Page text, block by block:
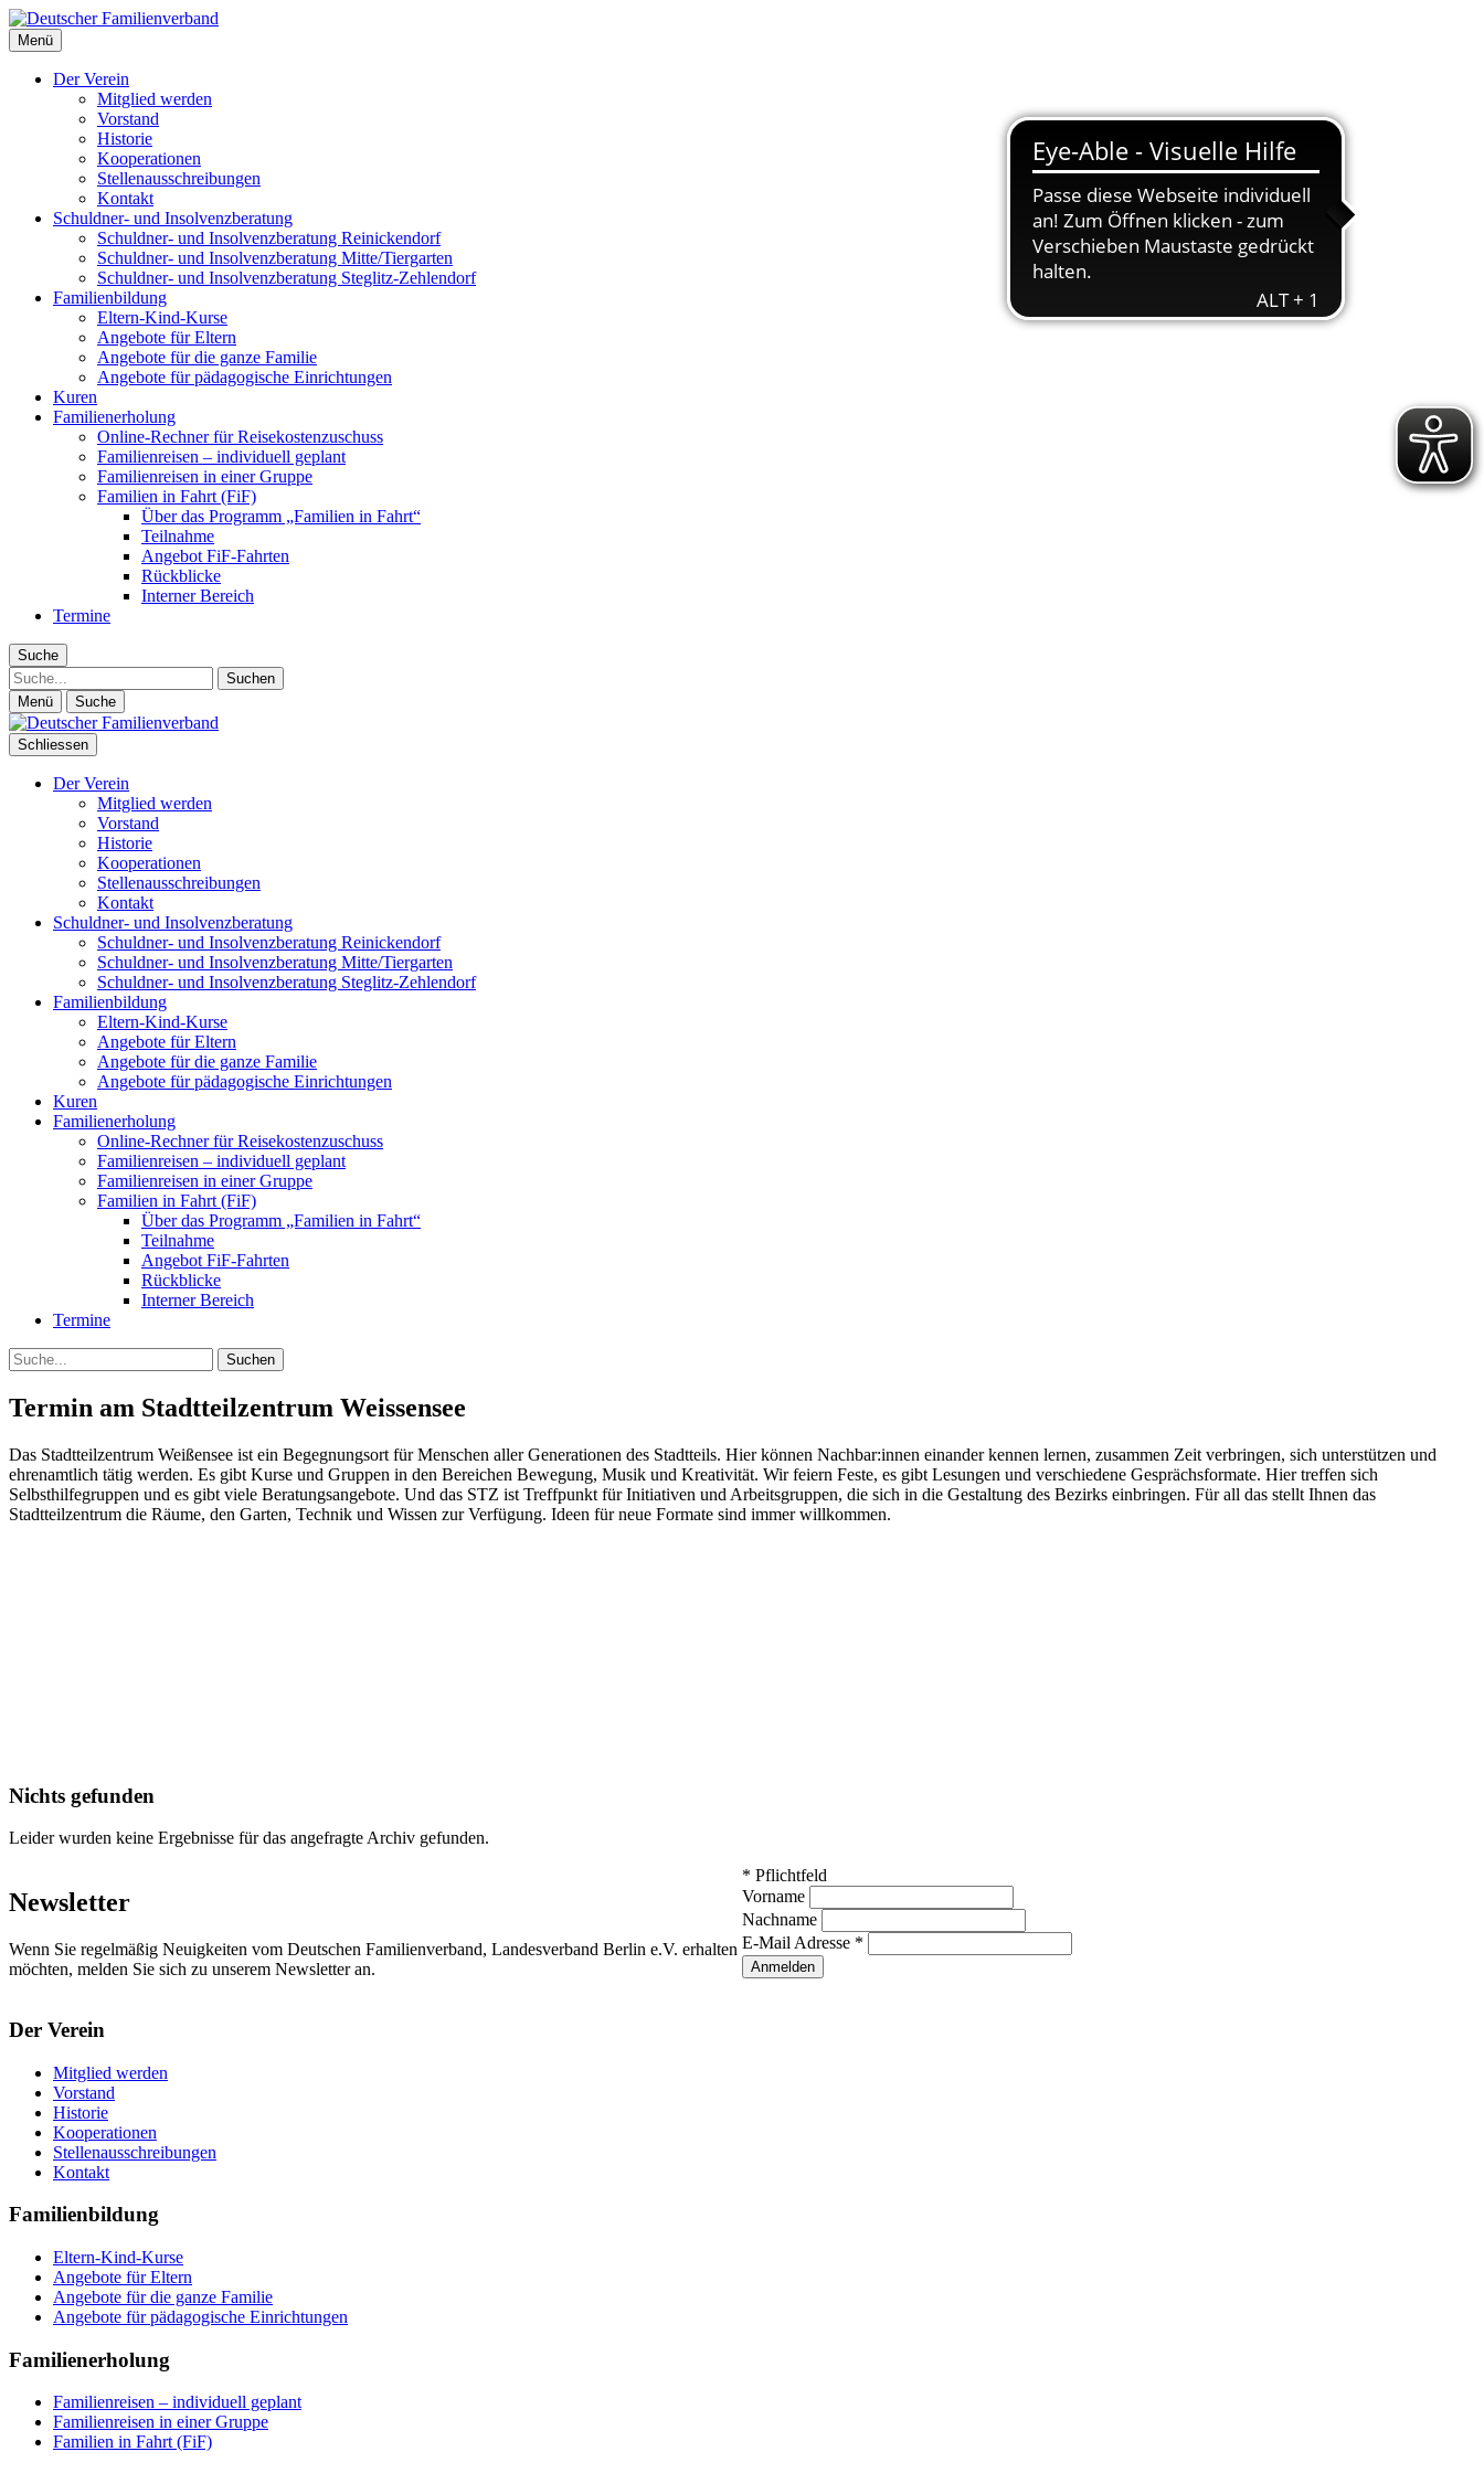
Deutscher Familienverband
Landesverband Berlin
Menü
Der Verein
Mitglied werden
Vorstand
Historie
Kooperationen
Stellenausschreibungen
Kontakt
Schuldner- und Insolvenzberatung
Schuldner- und Insolvenzberatung Reinickendorf
Schuldner- und Insolvenzberatung Mitte/Tiergarten
Schuldner- und Insolvenzberatung Steglitz-Zehlendorf
Familienbildung
Eltern-Kind-Kurse
Angebote für Eltern
Angebote für die ganze Familie
Angebote für pädagogische Einrichtungen
Kuren
Familienerholung
Online-Rechner für Reisekostenzuschuss
Familienreisen – individuell geplant
Familienreisen in einer Gruppe
Familien in Fahrt (FiF)
Über das Programm „Familien in Fahrt“
Teilnahme
Angebot FiF-Fahrten
Rückblicke
Interner Bereich
Termine
Suche
Suche
Menü Suche
Schliessen
Der Verein
Mitglied werden
Vorstand
Historie
Kooperationen
Stellenausschreibungen
Kontakt
Schuldner- und Insolvenzberatung
Schuldner- und Insolvenzberatung Reinickendorf
Schuldner- und Insolvenzberatung Mitte/Tiergarten
Schuldner- und Insolvenzberatung Steglitz-Zehlendorf
Familienbildung
Eltern-Kind-Kurse
Angebote für Eltern
Angebote für die ganze Familie
Angebote für pädagogische Einrichtungen
Kuren
Familienerholung
Online-Rechner für Reisekostenzuschuss
Familienreisen – individuell geplant
Familienreisen in einer Gruppe
Familien in Fahrt (FiF)
Über das Programm „Familien in Fahrt“
Teilnahme
Angebot FiF-Fahrten
Rückblicke
Interner Bereich
Termine
Suche
Termin am Stadtteilzentrum Weissensee
Das Stadtteilzentrum Weißensee ist ein Begegnungsort für Menschen aller Generationen des Stadtteils. Hier können Nachbar:innen einander kennen lernen, zusammen Zeit verbringen, sich unterstützen und
ehrenamtlich tätig werden. Es gibt Kurse und Gruppen in den Bereichen Bewegung, Musik und Kreativität. Wir feiern Feste, es gibt Lesungen und verschiedene Gesprächsformate. Hier treffen sich
Selbsthilfegruppen und es gibt viele Beratungsangebote. Und das STZ ist Treffpunkt für Initiativen und Arbeitsgruppen, die sich in die Gestaltung des Bezirks einbringen. Für all das stellt Ihnen das
Stadtteilzentrum die Räume, den Garten, Technik und Wissen zur Verfügung. Ideen für neue Formate sind immer willkommen.
Nichts gefunden
Leider wurden keine Ergebnisse für das angefragte Archiv gefunden.
Newsletter
Wenn Sie regelmäßig Neuigkeiten vom Deutschen Familienverband, Landesverband Berlin e.V. erhalten
möchten, melden Sie sich zu unserem Newsletter an.
* Pflichtfeld
Vorname
Nachname
E-Mail Adresse *
Der Verein
Mitglied werden
Vorstand
Historie
Kooperationen
Stellenausschreibungen
Kontakt
Familienbildung
Eltern-Kind-Kurse
Angebote für Eltern
Angebote für die ganze Familie
Angebote für pädagogische Einrichtungen
Familienerholung
Familienreisen – individuell geplant
Familienreisen in einer Gruppe
Familien in Fahrt (FiF)